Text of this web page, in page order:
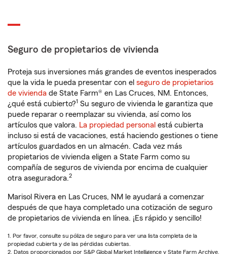
Seguro de propietarios de vivienda
Proteja sus inversiones más grandes de eventos inesperados
que la vida le pueda presentar con el seguro de propietarios
de vivienda de State Farm® en Las Cruces, NM. Entonces,
¿qué está cubierto?1 Su seguro de vivienda le garantiza que
puede reparar o reemplazar su vivienda, así como los
artículos que valora. La propiedad personal está cubierta
incluso si está de vacaciones, está haciendo gestiones o tiene
artículos guardados en un almacén. Cada vez más
propietarios de vivienda eligen a State Farm como su
compañía de seguros de vivienda por encima de cualquier
otra aseguradora.2
Marisol Rivera en Las Cruces, NM le ayudará a comenzar
después de que haya completado una cotización de seguro
de propietarios de vivienda en línea. ¡Es rápido y sencillo!
1. Por favor, consulte su póliza de seguro para ver una lista completa de la
propiedad cubierta y de las pérdidas cubiertas.
2. Datos proporcionados por S&P Global Market Intelligence y State Farm Archive.